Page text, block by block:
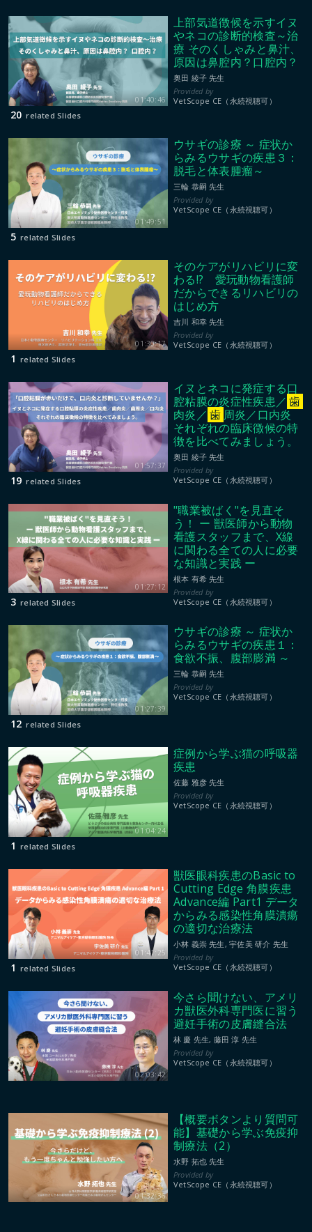
01:40:46
上部気道徴候を示すイヌ
やネコの診断的検査～治
療 そのくしゃみと鼻汁、
原因は鼻腔内？口腔内？
奥田 綾子 先生
VetScope CE（永続視聴可）
20 related Slides
01:49:51
ウサギの診療 ～ 症状か
らみるウサギの疾患３：
脱毛と体表腫瘤～
三輪 恭嗣 先生
VetScope CE（永続視聴可）
5 related Slides
01:30:17
そのケアがリハビリに変
わる!? 愛玩動物看護師
だからできるリハビリの
はじめ方
吉川 和幸 先生
VetScope CE（永続視聴可）
1 related Slides
01:57:37
イヌとネコに発症する口
腔粘膜の炎症性疾患／ 歯
肉炎／ 歯 周炎／口内炎
それぞれの臨床徴候の特
徴を比べてみましょう。
奥田 綾子 先生
VetScope CE（永続視聴可）
19 related Slides
01:27:12
"職業被ばく"を見直そ
う！ ー 獣医師から動物
看護スタッフまで、X線
に関わる全ての人に必要
な知識と実践 ー
根本 有希 先生
VetScope CE（永続視聴可）
3 related Slides
01:27:39
ウサギの診療 ～ 症状か
らみるウサギの疾患１：
食欲不振、腹部膨満 ～
三輪 恭嗣 先生
VetScope CE（永続視聴可）
12 related Slides
01:04:24
症例から学ぶ猫の呼吸器
疾患
佐藤 雅彦 先生
VetScope CE（永続視聴可）
1 related Slides
01:41:25
獣医眼科疾患のBasic to
Cutting Edge 角膜疾患
Advance編 Part1 データ
からみる感染性角膜潰瘍
の適切な治療法
小林 義崇 先生, 宇佐美 研介 先生
VetScope CE（永続視聴可）
1 related Slides
02:03:42
今さら聞けない、アメリ
カ獣医外科専門医に習う
避妊手術の皮膚縫合法
林 慶 先生, 藤田 淳 先生
VetScope CE（永続視聴可）
01:32:36
【概要ボタンより質問可
能】基礎から学ぶ免疫抑
制療法（2）
水野 拓也 先生
VetScope CE（永続視聴可）